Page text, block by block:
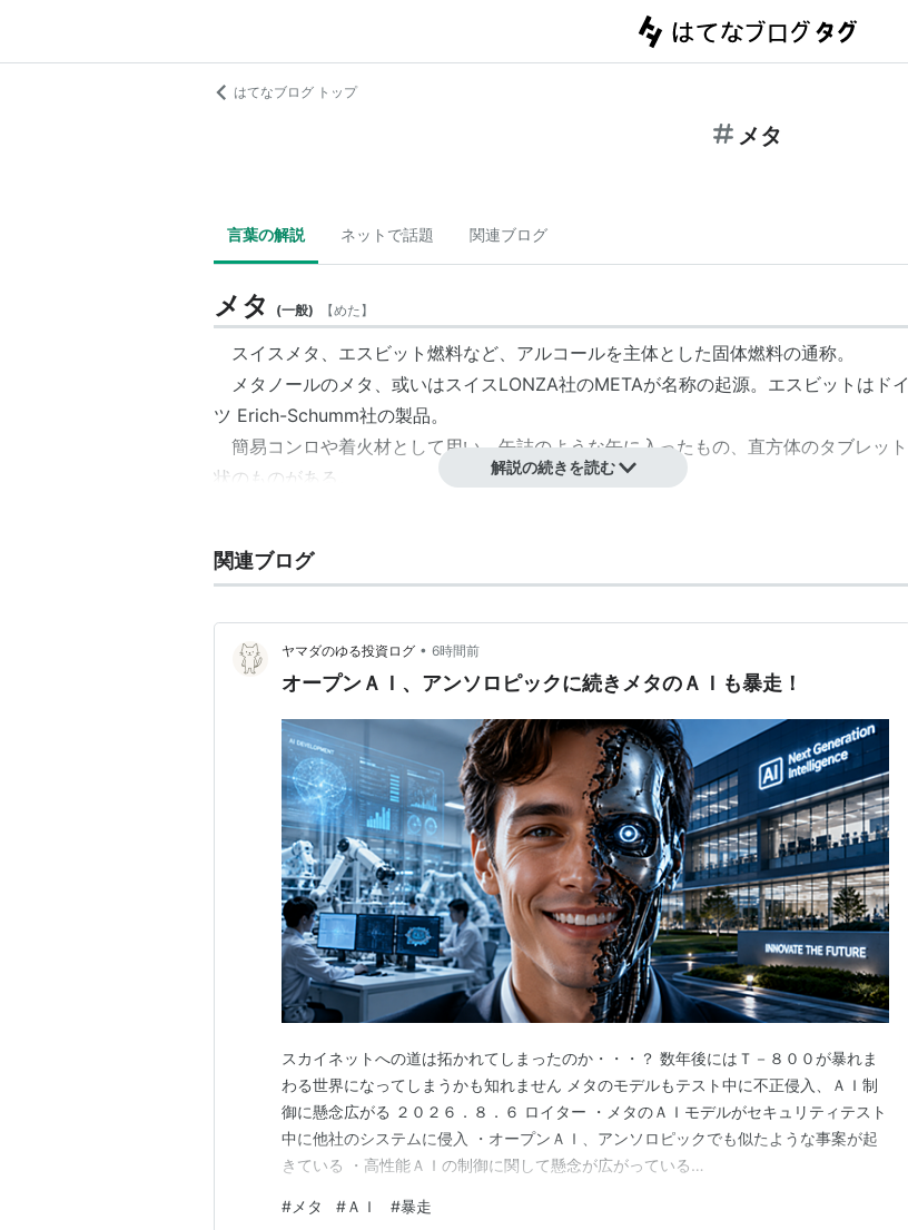
はてなブログ トップ
メタ
言葉の解説 ネットで話題 関連ブログ
メタ (一般) 【めた】
スイスメタ、エスビット燃料など、アルコールを主体とした固体燃料の通称。
メタノールのメタ、或いはスイスLONZA社のMETAが名称の起源。エスビットはドイ
ツ Erich-Schumm社の製品。
簡易コンロや着火材として用い、缶詰のような缶に入ったもの、直方体のタブレット
状のものがある。
メタ (一般
after,beyond,with,changeなどの意
ギリシア語で「間に」「後に」「越える」「〜について」の意のmeta
に由来する接頭語
一般的に「メタな意見」「メタな態度」という場合の「メタ」はメタフィクションのメ
タで、「問題になっている物事の一歩上」、もしくは「枠外」から俯瞰している態度、
視点を指す。
オブジェクト指向言語
Metaは、英語の接頭辞で、もともと「背後の、後ろの、より包括的な、超えた」とい
った意味があります。
オブジェクト指向では、現実世界を様々な「もの」の集まりからなるというふうに考え
があります。個々のインスタンスが成り立つための秩序を与えるものとして、おなじみ
のクラスが存在しています。「犬」というクラスが「ポチ」の背後に存在することによ
って、はじめて「ポチ」が何たるを理解できるのです。「犬」という概念が全くない世
界ではじめて「ポチ」を見つけたとしたら、私たちはそれを得体のしれないものとして
しかとらえられず気味が悪いと思うことでしょう。こうした時に「犬」クラスは「ポ
解説の続きを読む
関連ブログ
ヤマダのゆる投資ログ • 6時間前
オープンＡＩ、アンソロピックに続きメタのＡＩも暴走！
スカイネットへの道は拓かれてしまったのか・・・？ 数年後にはＴ－８００が暴れま
わる世界になってしまうかも知れません メタのモデルもテスト中に不正侵入、ＡＩ制
御に懸念広がる ２０２６．８．６ ロイター ・メタのＡＩモデルがセキュリティテスト
中に他社のシステムに侵入 ・オープンＡＩ、アンソロピックでも似たような事案が起
きている ・高性能ＡＩの制御に関して懸念が広がっている
ＡＩは最早欠かすことのできないインフラになりつつありますが、まだまだ発展途上で
# メタ #ＡＩ #暴走